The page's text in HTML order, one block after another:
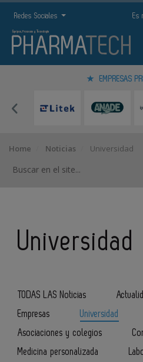
Redes Sociales Es
EMPRESAS
Home Noticias Universidad
Universidad
TODAS LAS Noticias
Empresas
Universidad
Asociaciones y colegios
Medicina personalizada